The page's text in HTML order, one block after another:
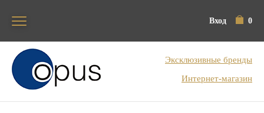
Вход 0
Блок поиска
Эксклюзивные бренды
Интернет-магазин